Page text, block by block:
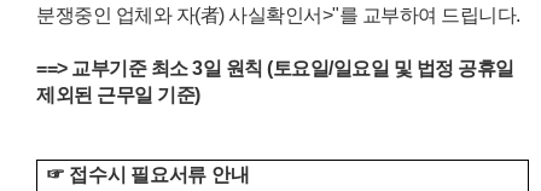
분쟁중인 업체와 자(者) 사실확인서>"를 교부하여 드립니다.
==> 교부기준 최소 3일 원칙 (토요일/일요일 및 법정 공휴일
제외된 근무일 기준)
☞ 접수시 필요서류 안내